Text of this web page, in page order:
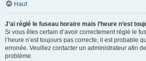
Haut
J’ai réglé le fuseau horaire mais l’heure n’est
Si vous êtes certain d’avoir correctement réglé le
l’heure n’est toujours pas correcte, il est probable
erronée. Veuillez contacter un administrateur afin
problème.